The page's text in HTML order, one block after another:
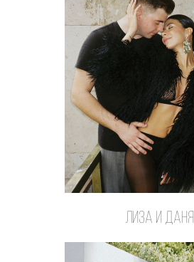
Лиза и Даня